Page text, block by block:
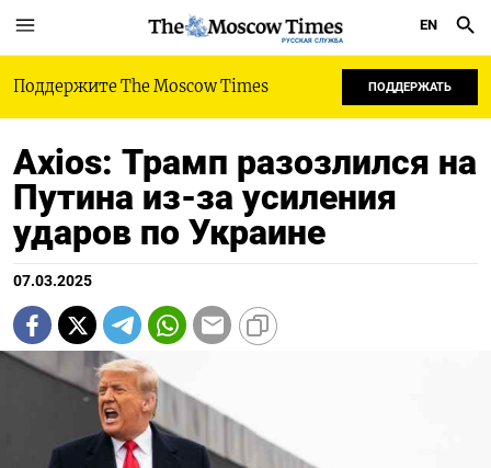
РУССКАЯ СЛУЖБА
EN
Поддержите The Moscow Times ПОДДЕРЖАТЬ
Axios: Трамп разозлился на
Путина из-за усиления
ударов по Украине
07.03.2025